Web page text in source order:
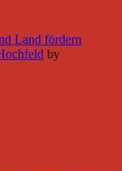
Land fördern
by